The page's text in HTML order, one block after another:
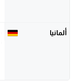
ألمانيا